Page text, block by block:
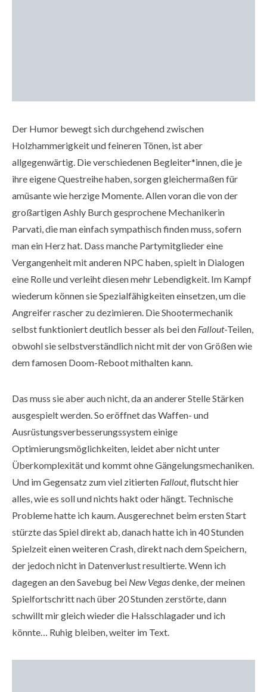
Der Humor bewegt sich durchgehend zwischen
Holzhammerigkeit und feineren Tönen, ist aber
allgegenwärtig. Die verschiedenen Begleiter*innen, die je
ihre eigene Questreihe haben, sorgen gleichermaßen für
amüsante wie herzige Momente. Allen voran die von der
großartigen Ashly Burch gesprochene Mechanikerin
Parvati, die man einfach sympathisch finden muss, sofern
man ein Herz hat. Dass manche Partymitglieder eine
Vergangenheit mit anderen NPC haben, spielt in Dialogen
eine Rolle und verleiht diesen mehr Lebendigkeit. Im Kampf
wiederum können sie Spezialfähigkeiten einsetzen, um die
Angreifer rascher zu dezimieren. Die Shootermechanik
selbst funktioniert deutlich besser als bei den Fallout-Teilen,
obwohl sie selbstverständlich nicht mit der von Größen wie
dem famosen Doom-Reboot mithalten kann.
Das muss sie aber auch nicht, da an anderer Stelle Stärken
ausgespielt werden. So eröffnet das Waffen- und
Ausrüstungsverbesserungssystem einige
Optimierungsmöglichkeiten, leidet aber nicht unter
Überkomplexität und kommt ohne Gängelungsmechaniken.
Und im Gegensatz zum viel zitierten Fallout, flutscht hier
alles, wie es soll und nichts hakt oder hängt. Technische
Probleme hatte ich kaum. Ausgerechnet beim ersten Start
stürzte das Spiel direkt ab, danach hatte ich in 40 Stunden
Spielzeit einen weiteren Crash, direkt nach dem Speichern,
der jedoch nicht in Datenverlust resultierte. Wenn ich
dagegen an den Savebug bei New Vegasdenke, der meinen
Spielfortschritt nach über 20 Stunden zerstörte, dann
schwillt mir gleich wieder die Halsschlagader und ich
könnte… Ruhig bleiben, weiter im Text.